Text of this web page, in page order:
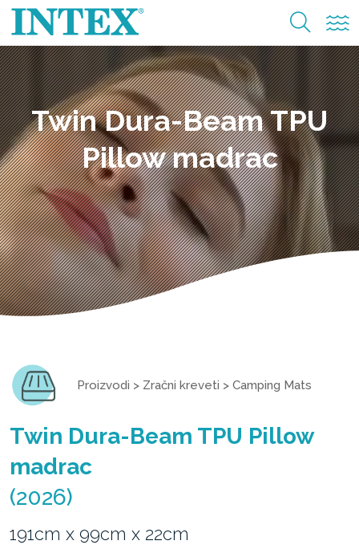
Twin Dura-Beam TPU
Pillow madrac
Proizvodi > Zračni kreveti > Camping Mats
Twin Dura-Beam TPU Pillow
madrac
(2026)
191cm x 99cm x 22cm